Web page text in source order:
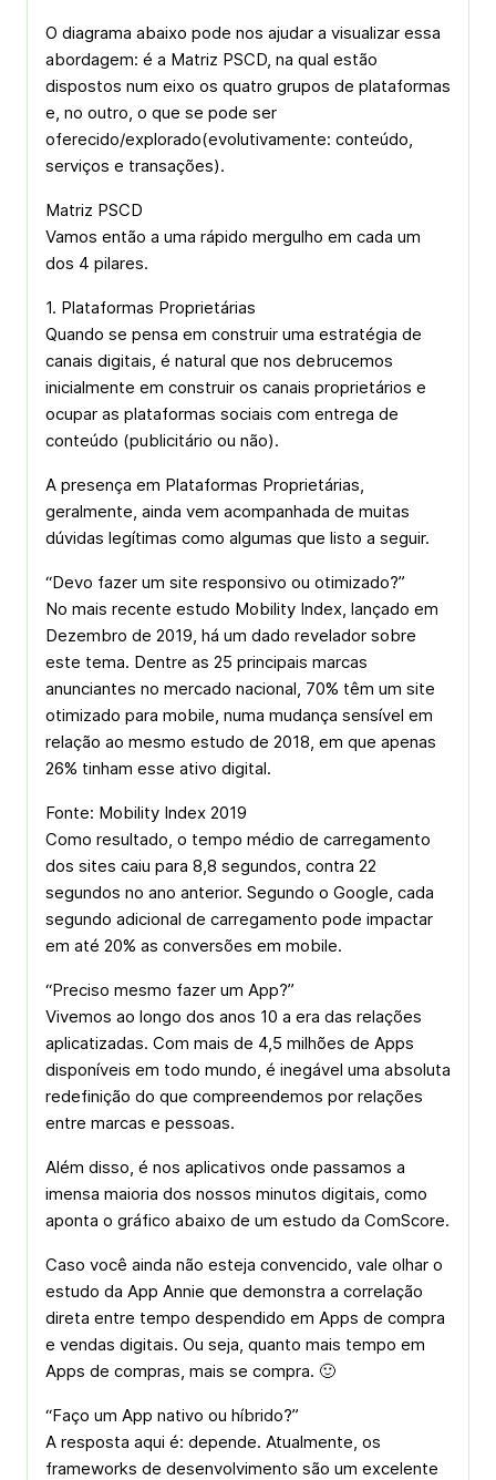
O diagrama abaixo pode nos ajudar a visualizar essa
abordagem: é a Matriz PSCD, na qual estão
dispostos num eixo os quatro grupos de plataformas
e, no outro, o que se pode ser
oferecido/explorado(evolutivamente: conteúdo,
serviços e transações).
Matriz PSCD
Vamos então a uma rápido mergulho em cada um
dos 4 pilares.
1. Plataformas Proprietárias
Quando se pensa em construir uma estratégia de
canais digitais, é natural que nos debrucemos
inicialmente em construir os canais proprietários e
ocupar as plataformas sociais com entrega de
conteúdo (publicitário ou não).
A presença em Plataformas Proprietárias,
geralmente, ainda vem acompanhada de muitas
dúvidas legítimas como algumas que listo a seguir.
“Devo fazer um site responsivo ou otimizado?”
No mais recente estudo Mobility Index, lançado em
Dezembro de 2019, há um dado revelador sobre
este tema. Dentre as 25 principais marcas
anunciantes no mercado nacional, 70% têm um site
otimizado para mobile, numa mudança sensível em
relação ao mesmo estudo de 2018, em que apenas
26% tinham esse ativo digital.
Fonte: Mobility Index 2019
Como resultado, o tempo médio de carregamento
dos sites caiu para 8,8 segundos, contra 22
segundos no ano anterior. Segundo o Google, cada
segundo adicional de carregamento pode impactar
em até 20% as conversões em mobile.
“Preciso mesmo fazer um App?”
Vivemos ao longo dos anos 10 a era das relações
aplicatizadas. Com mais de 4,5 milhões de Apps
disponíveis em todo mundo, é inegável uma absoluta
redefinição do que compreendemos por relações
entre marcas e pessoas.
Além disso, é nos aplicativos onde passamos a
imensa maioria dos nossos minutos digitais, como
aponta o gráfico abaixo de um estudo da ComScore.
Caso você ainda não esteja convencido, vale olhar o
estudo da App Annie que demonstra a correlação
direta entre tempo despendido em Apps de compra
e vendas digitais. Ou seja, quanto mais tempo em
Apps de compras, mais se compra. 🙂
“Faço um App nativo ou híbrido?”
A resposta aqui é: depende. Atualmente, os
frameworks de desenvolvimento são um excelente